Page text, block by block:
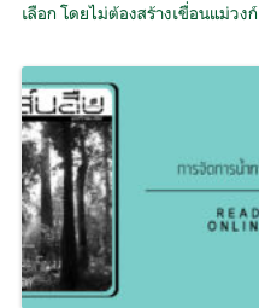
เลือก โดยไม่ต้องสร้างเขื่อนแม่วงก์